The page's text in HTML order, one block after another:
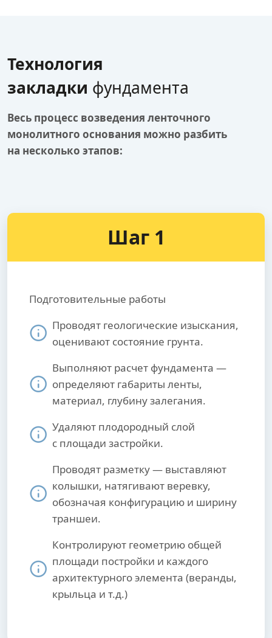
Технология
закладки фундамента
Весь процесс возведения ленточного
монолитного основания можно разбить
на несколько этапов:
Шаг 1
Подготовительные работы
Проводят геологические изыскания,
оценивают состояние грунта.
Выполняют расчет фундамента —
определяют габариты ленты,
материал, глубину залегания.
Удаляют плодородный слой
с площади застройки.
Проводят разметку — выставляют
колышки, натягивают веревку,
обозначая конфигурацию и ширину
траншеи.
Контролируют геометрию общей
площади постройки и каждого
архитектурного элемента (веранды,
крыльца и т.д.)